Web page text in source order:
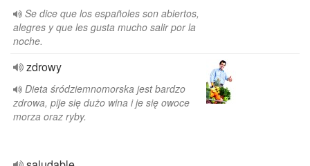
Se dice que los españoles son abiertos,
alegres y que les gusta mucho salir por la
noche.
zdrowy
Dieta śródziemnomorska jest bardzo
zdrowa, pije się dużo wina i je się owoce
morza oraz ryby.